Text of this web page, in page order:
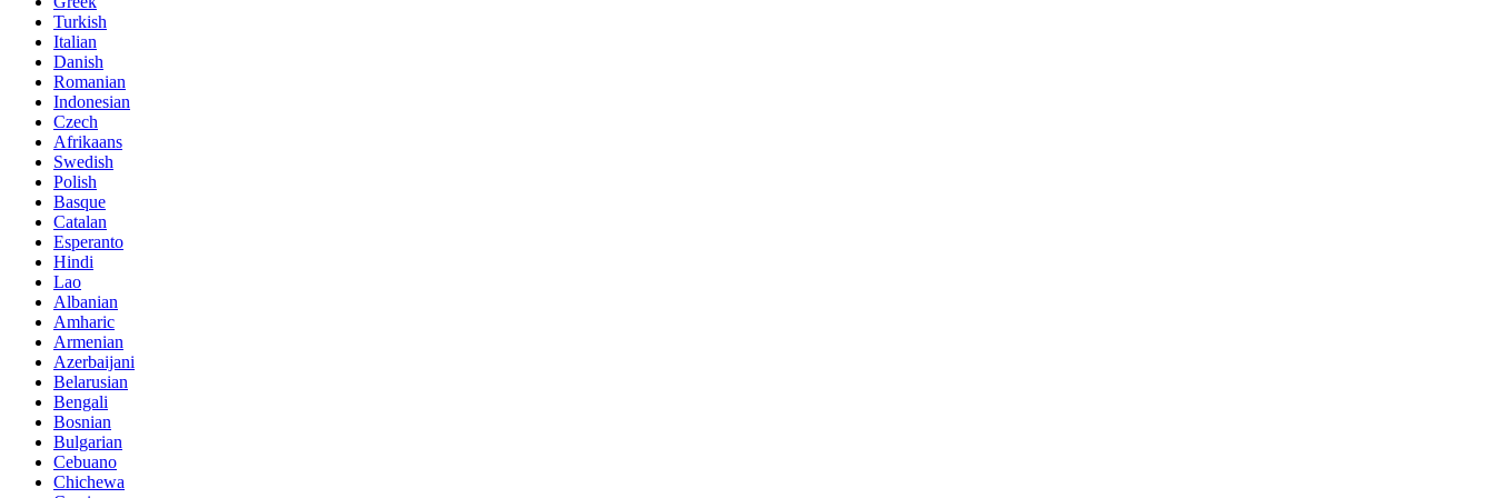
Turkish
Italian
Danish
Romanian
Indonesian
Czech
Afrikaans
Swedish
Polish
Basque
Catalan
Esperanto
Hindi
Lao
Albanian
Amharic
Armenian
Azerbaijani
Belarusian
Bengali
Bosnian
Bulgarian
Cebuano
Chichewa